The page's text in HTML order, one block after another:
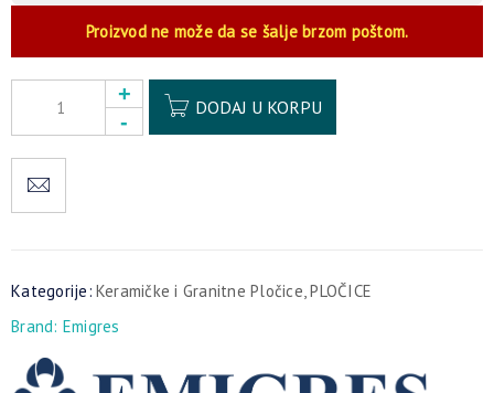
Proizvod ne može da se šalje brzom poštom.
DODAJ U KORPU
Kategorije: Keramičke i Granitne Pločice,PLOČICE
Brand: Emigres